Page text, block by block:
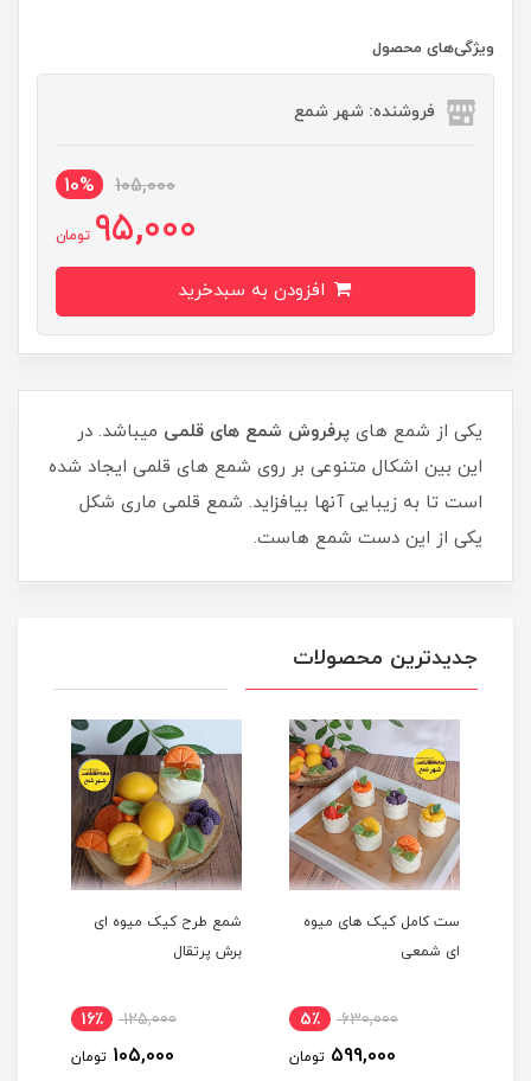
ویژگی‌های محصول
فروشنده: شهر شمع
105,000
10%
95,000 تومان
یکی از شمع های پرفروش شمع های قلمی میباشد. در
این بین اشکال متنوعی بر روی شمع های قلمی ایجاد شده
است تا به زیبایی آنها بیافزاید. شمع قلمی ماری شکل
یکی از این دست شمع هاست.
جدیدترین محصولات
ست کامل کیک های میوه
ای شمعی
630,000 5٪
599,000 تومان
شمع طرح کیک میوه ای
برش پرتقال
125,000 16٪
105,000 تومان